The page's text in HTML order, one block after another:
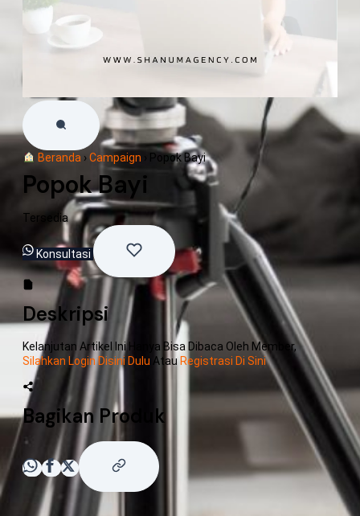
Beranda ›Campaign Popok Bayi
Popok Bayi
Tersedia
Konsultasi
Deskripsi
Kelanjutan Artikel Ini Hanya Bisa Dibaca Oleh Member,
Silahkan Login Disini Dulu Atau Registrasi Di Sini
Bagikan Produk